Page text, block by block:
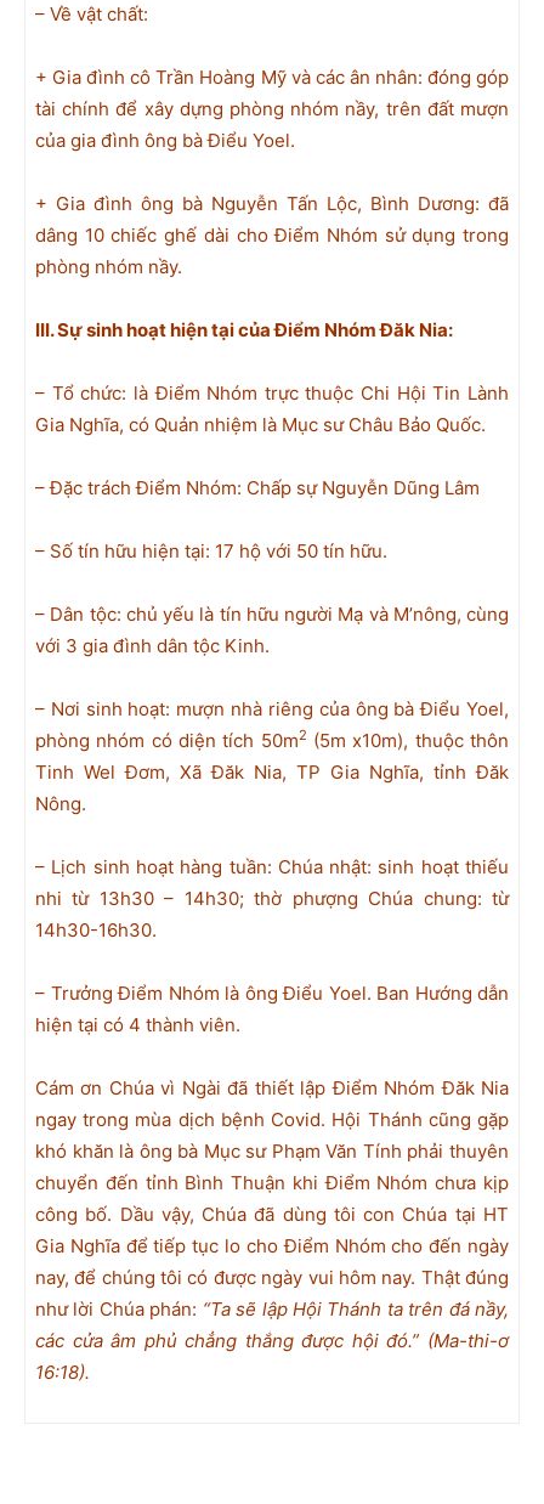
– Về vật chất:
+ Gia đình cô Trần Hoàng Mỹ và các ân nhân: đóng góp
tài chính để xây dựng phòng nhóm nầy, trên đất mượn
của gia đình ông bà Điểu Yoel.
+ Gia đình ông bà Nguyễn Tấn Lộc, Bình Dương: đã
dâng 10 chiếc ghế dài cho Điểm Nhóm sử dụng trong
phòng nhóm nầy.
III. Sự sinh hoạthiện tạicủa Điểm Nhóm Đăk Nia:
– Tổ chức: là Điểm Nhóm trực thuộc Chi Hội Tin Lành
Gia Nghĩa, có Quản nhiệm là Mục sư Châu Bảo Quốc.
– Đặc trách Điểm Nhóm: Chấp sự Nguyễn Dũng Lâm
– Số tín hữu hiện tại: 17 hộ với 50 tín hữu.
– Dân tộc: chủ yếu là tín hữu người Mạ và M’nông, cùng
với 3 gia đình dân tộc Kinh.
– Nơi sinh hoạt: mượn nhà riêng của ông bà Điểu Yoel,
phòng nhóm có diện tích 50m2 (5m x10m), thuộc thôn
Tinh Wel Đơm, Xã Đăk Nia, TP Gia Nghĩa, tỉnh Đăk
Nông.
– Lịch sinh hoạt hàng tuần: Chúa nhật: sinh hoạt thiếu
nhi từ 13h30 – 14h30; thờ phượng Chúa chung: từ
14h30-16h30.
– Trưởng Điểm Nhóm là ông Điểu Yoel. Ban Hướng dẫn
hiện tại có 4 thành viên.
Cám ơn Chúa vì Ngài đã thiết lập Điểm Nhóm Đăk Nia
ngay trong mùa dịch bệnh Covid. Hội Thánh cũng gặp
khó khăn là ông bà Mục sư Phạm Văn Tính phải thuyên
chuyển đến tỉnh Bình Thuận khi Điểm Nhóm chưa kịp
công bố. Dầu vậy, Chúa đã dùng tôi con Chúa tại HT
Gia Nghĩa để tiếp tục lo cho Điểm Nhóm cho đến ngày
nay, để chúng tôi có được ngày vui hôm nay. Thật đúng
như lời Chúa phán: “Ta sẽ lập Hội Thánh ta trên đá nầy,
các cửa âm phủ chẳng thắng được hội đó.” (Ma-thi-ơ
16:18).